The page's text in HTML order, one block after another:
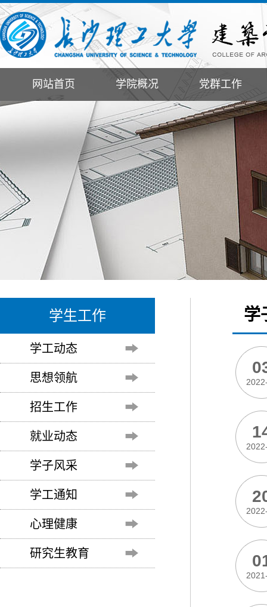
网站首页 学院概况 党群工作
学生工作
学工动态
思想领航
招生工作
就业动态
学子风采
学工通知
心理健康
研究生教育
学